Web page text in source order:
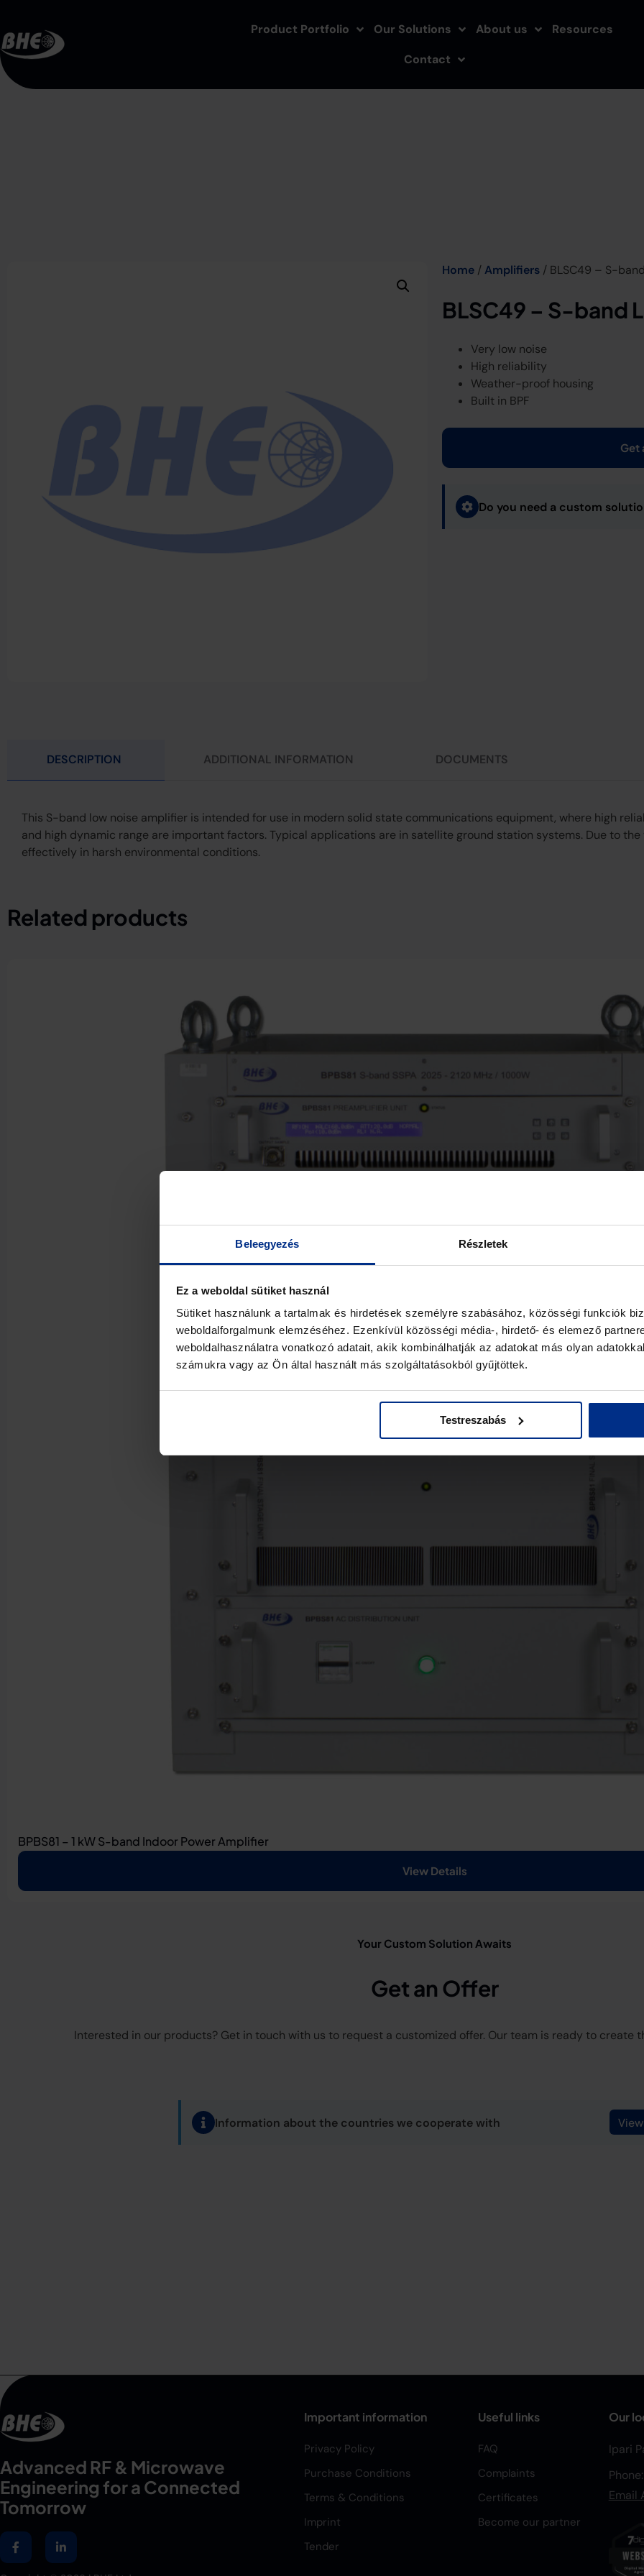
Beleegyezés Részletek
Ez a weboldal sütiket használ
Sütiket használunk a tartalmak és hirdetések személyre szabásához, közösségi funkciók
weboldalforgalmunk elemzéséhez. Ezenkívül közösségi média-, hirdető- és elemező
weboldalhasználatra vonatkozó adatait, akik kombinálhatják az adatokat más olyan
számukra vagy az Ön által használt más szolgáltatásokból gyűjtöttek.
Testreszabás
Product Portfolio Our Solutions About us
Resources
Contact
Home/Amplifiers/ BLSC49 – S-
BLSC49 – S-band
Very low noise
High reliability
Weather-proof housing
Built in BPF
Get
Do you need a custom
DESCRIPTION ADDITIONAL INFORMATION DOCUMENTS
This S-band low noise amplifier is intended for use in modern solid state communications equipment, where high
and high dynamic range are important factors. Typical applications are in satellite ground station systems. Due to
effectively in harsh environmental conditions.
Related products
BPBS81 – 1 kW S-band Indoor Power Amplifier
View Details
Your Custom Solution Awaits
Get an Offer
Interested in our products? Get in touch with us to request a customized offer. Our team is ready to create
Information about the countries we cooperate with
Advanced RF & Microwave
Engineering for a Connected
Tomorrow
Important information
Privacy Policy
Purchase Conditions
Terms & Conditions
Imprint
Tender
Useful links
FAQ
Complaints
Certificates
Become our partner
Our
Ipari
Phone:
Email